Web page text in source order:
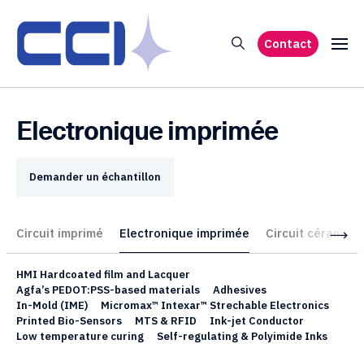
Contact
Electronique imprimée
Demander un échantillon
Circuit imprimé Electronique imprimée Circuit
HMI Hardcoated film and Lacquer
Agfa’s PEDOT:PSS-based materials
Adhesives
In-Mold (IME)
Micromax™ Intexar™ Strechable Electronics
Printed Bio-Sensors
MTS & RFID
Ink-jet Conductor
Low temperature curing
Self-regulating & Polyimide Inks